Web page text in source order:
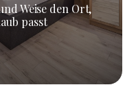
Weise den Ort,
passt